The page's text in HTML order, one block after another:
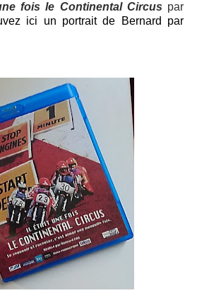
fois le Continental Circus par
ici un portrait de Bernard par